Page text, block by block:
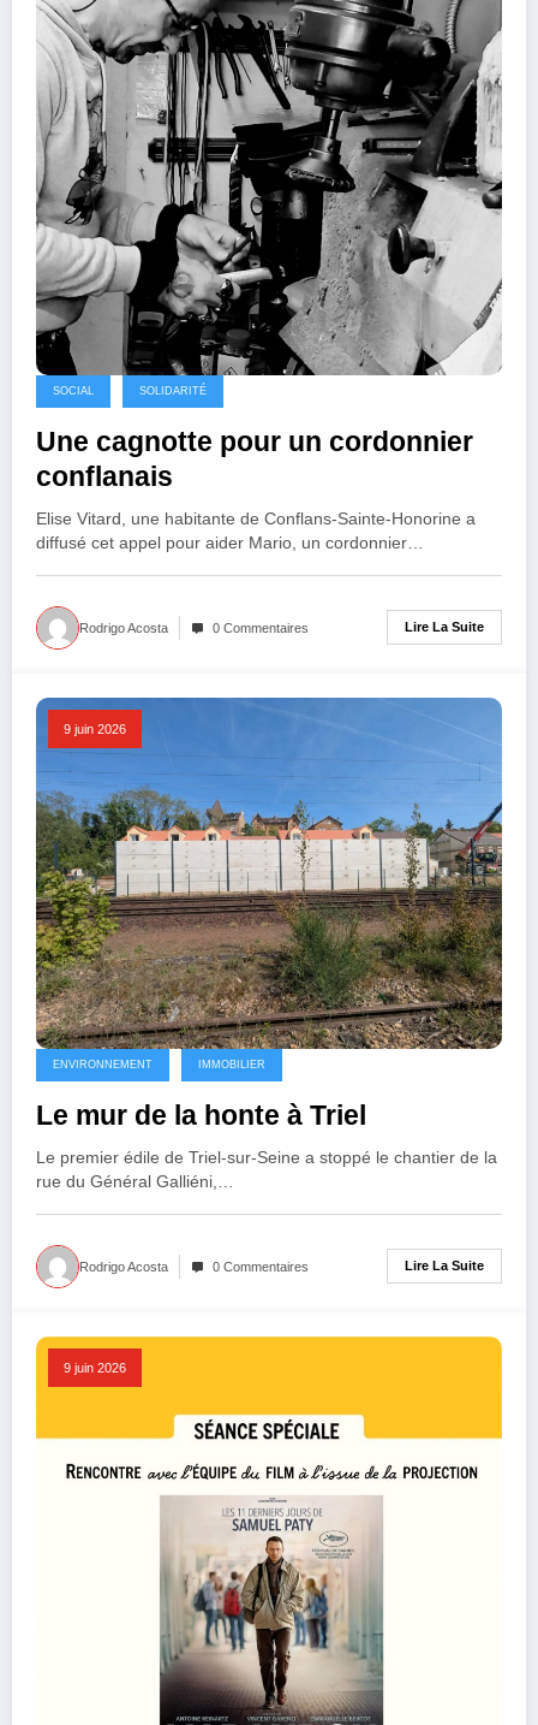
SOCIAL SOLIDARITÉ
Une cagnotte pour un cordonnier
conflanais
Elise Vitard, une habitante de Conflans-Sainte-Honorine a
diffusé cet appel pour aider Mario, un cordonnier…
Rodrigo Acosta 0 Commentaires Lire La Suite
9 juin 2026
ENVIRONNEMENT IMMOBILIER
Le mur de la honte à Triel
Le premier édile de Triel-sur-Seine a stoppé le chantier de la
rue du Général Galliéni,…
Rodrigo Acosta 0 Commentaires Lire La Suite
9 juin 2026